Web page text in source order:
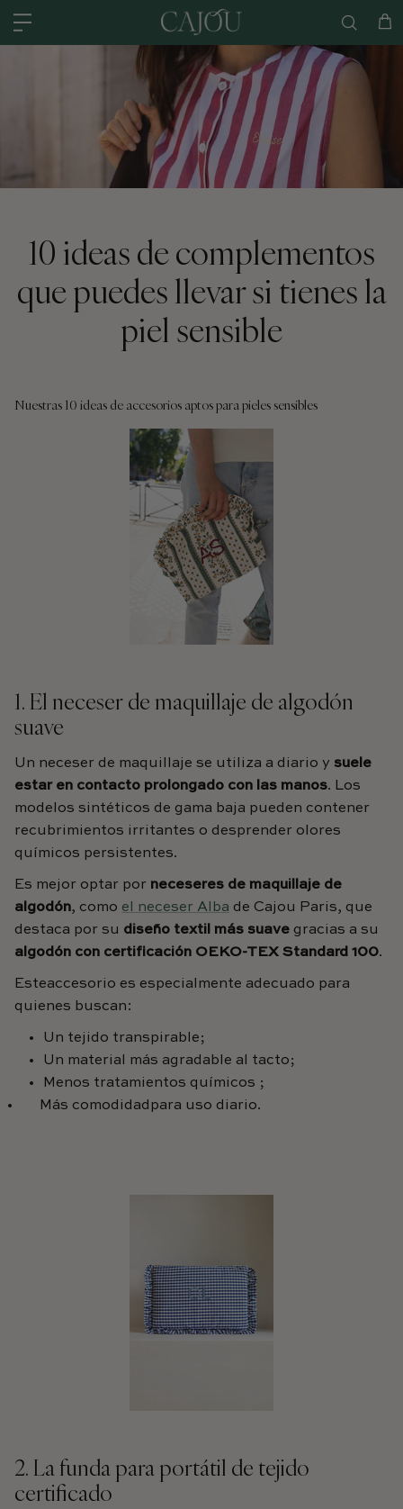
EE. UU.: ENVÍO DESDE NUESTRO ALMACÉN DE CHARLOTTE
10 ideas de complementos
que puedes llevar si tienes la
piel sensible
Nuestras 10 ideas de accesorios aptos para pieles sensibles
1. El neceser de maquillaje de algodón
suave
Un neceser de maquillaje se utiliza a diario y suele
estar en contacto prolongado con las manos. Los
modelos sintéticos de gama baja pueden contener
recubrimientos irritantes o desprender olores
químicos persistentes.
Es mejor optar por neceseres de maquillaje de
algodón, como el neceser Alba de Cajou Paris, que
destaca por su diseño textil más suave gracias a su
algodón con certificación OEKO-TEX Standard 100.
Esteaccesorio es especialmente adecuado para
quienes buscan:
Un tejido transpirable;
Un material más agradable al tacto;
Menos tratamientos químicos ;
Más comodidadpara uso diario.
2. La funda para portátil de tejido
certificado